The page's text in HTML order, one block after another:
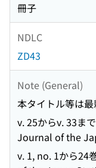
冊子
NDLC
ZD43
Note (General)
本タイトル等は
v. 25からv. 33ま
Journal of the
v. 1, no. 1から24